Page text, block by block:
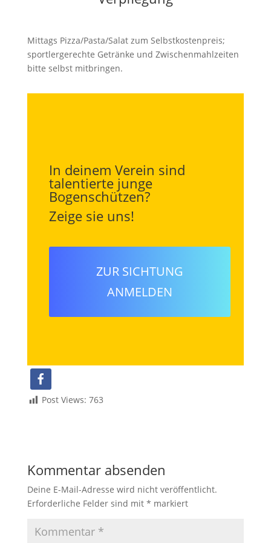
Mittags Pizza/Pasta/Salat zum Selbstkostenpreis;
sportlergerechte Getränke und Zwischenmahlzeiten
bitte selbst mitbringen.
In deinem Verein sind
talentierte junge
Bogenschützen?
Zeige sie uns!
ZUR SICHTUNG
ANMELDEN
Post Views: 763
Kommentar absenden
Deine E-Mail-Adresse wird nicht veröffentlicht.
Erforderliche Felder sind mit * markiert